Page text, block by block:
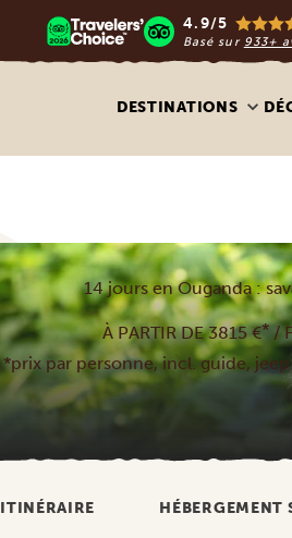
4.9/5
Basé sur 933+
DESTINATIONS
14 jours en Ouganda :
À PARTIR DE 3815 €*/
*prix par personne, incl. guide,
ITINÉRAIRE HÉBERGEMENT